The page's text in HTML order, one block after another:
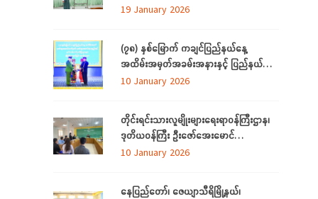
အပြည်ပြည်ဆိုင်ရာတရားရုံးများနှင့်
19 January 2026
(၇၈) နှစ်မြောက် ကချင်ပြည်နယ်နေ့
အထိမ်းအမှတ်အခမ်းအနားနှင့် ပြည်နယ်
ဂုဏ်ထူးဆောင်ဆုများ ချီးမြှင့်ခြင်း
စည်းလုံးညီညွတ်ခြင်းကို ထုတ်ဖော်ပြသသည့်
မနောအကကို ရိုးရာအစဉ်အလာနှင့်အညီ
အေးချမ်းပျော်ရွှင်စွာဆင်နွှဲ
10 January 2026
တိုင်းရင်းသားလူမျိုးများရေးရာဝန်ကြီးဌာန၊
ဒုတိယဝန်ကြီး ဦးဇော်‌အေးမောင်
ကချင်ပြည်နယ်၊ ညွှန်ကြား‌ရေးမှူးရုံးရှိ
10 January 2026
နေပြည်တော်၊ ဇေယျာသီရိမြို့နယ်၊